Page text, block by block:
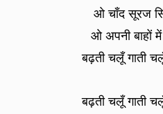
ओ चाँद सूरज
ओ अपनी बाहों
बढ़ती चलूँ गाती
बढ़ती चलूँ गाती